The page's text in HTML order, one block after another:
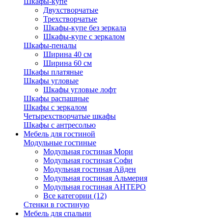
Двухстворчатые
Трехстворчатые
Шкафы-купе без зеркала
Шкафы-купе с зеркалом
Шкафы-пеналы
Ширина 40 см
Ширина 60 см
Шкафы платяные
Шкафы угловые
Шкафы угловые лофт
Шкафы распашные
Шкафы с зеркалом
Четырехстворчатые шкафы
Шкафы с антресолью
Мебель для гостиной
Модульные гостиные
Модульная гостиная Мори
Модульная гостиная Софи
Модульная гостиная Айден
Модульная гостиная Альмерия
Модульная гостиная АНТЕРО
Все категории (12)
Стенки в гостиную
Мебель для спальни